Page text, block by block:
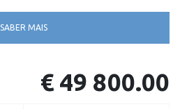
SABER MAIS
€ 49 800.00